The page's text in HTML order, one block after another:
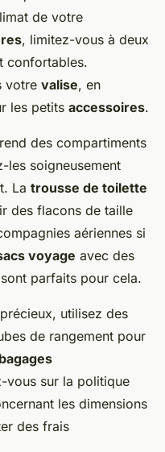
de votre
, limitez-vous à deux
confortables.
votre valise, en
les petits accessoires.
des compartiments
les soigneusement
La trousse de toilette
des flacons de taille
aériennes si
voyage avec des
sont parfaits pour cela.
utilisez des
de rangement pour
bagages
vous sur la politique
les dimensions
des frais